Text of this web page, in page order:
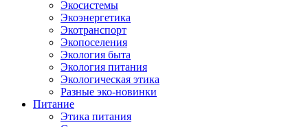
Экосистемы
Экоэнергетика
Экотранспорт
Экопоселения
Экология быта
Экология питания
Экологическая этика
Разные эко-новинки
Питание
Этика питания